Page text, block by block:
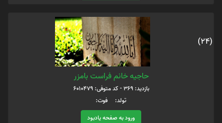
(24)
حاجیه خانم فراست بامزر
بازدید: 369 - کد متوفی: 6010479
تولد: فوت:
ورود به صفحه یادبود